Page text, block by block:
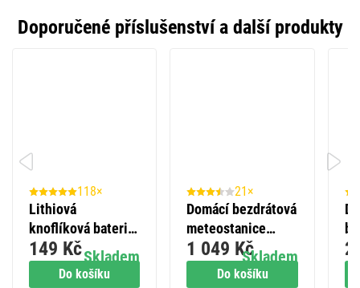
Doporučené příslušenství a další produkty
Do košíku
118×
Lithiová
knoflíková baterie
GP Ultra plus
CR2032, 5 ks
Skladem
149 Kč
Do košíku
21×
Domácí bezdrátová
meteostanice
E8620
Skladem
1 049 Kč